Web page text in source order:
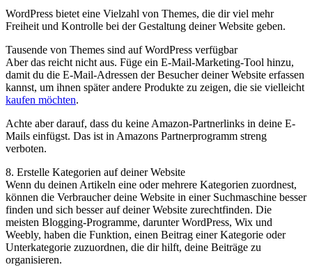
WordPress bietet eine Vielzahl von Themes, die dir viel mehr
Freiheit und Kontrolle bei der Gestaltung deiner Website geben.
Tausende von Themes sind auf WordPress verfügbar
Aber das reicht nicht aus. Füge ein E-Mail-Marketing-Tool hinzu,
damit du die E-Mail-Adressen der Besucher deiner Website erfassen
kannst, um ihnen später andere Produkte zu zeigen, die sie vielleicht
kaufen möchten.
Achte aber darauf, dass du keine Amazon-Partnerlinks in deine E-
Mails einfügst. Das ist in Amazons Partnerprogramm streng
verboten.
8. Erstelle Kategorien auf deiner Website
Wenn du deinen Artikeln eine oder mehrere Kategorien zuordnest,
können die Verbraucher deine Website in einer Suchmaschine besser
finden und sich besser auf deiner Website zurechtfinden. Die
meisten Blogging-Programme, darunter WordPress, Wix und
Weebly, haben die Funktion, einen Beitrag einer Kategorie oder
Unterkategorie zuzuordnen, die dir hilft, deine Beiträge zu
organisieren.